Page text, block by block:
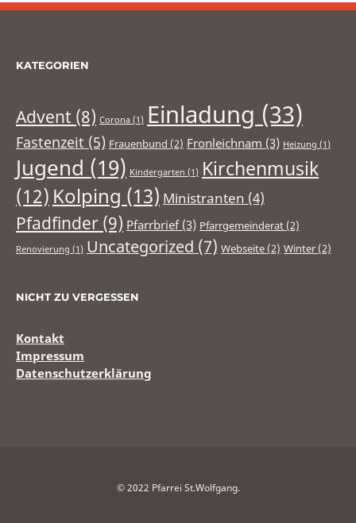
KATEGORIEN
Advent (8) Corona (1) Einladung (33)
Fastenzeit (5) Frauenbund (2) Fronleichnam (3) Heizung (1)
Jugend (19) Kindergarten (1) Kirchenmusik
(12) Kolping (13) Ministranten (4)
Pfadfinder (9) Pfarrbrief(3) Pfarrgemeinderat (2)
Renovierung (1) Uncategorized (7) Webseite (2) Winter (2)
NICHT ZU VERGESSEN
Kontakt
Impressum
Datenschutzerklärung
© 2022 Pfarrei St.Wolfgang.